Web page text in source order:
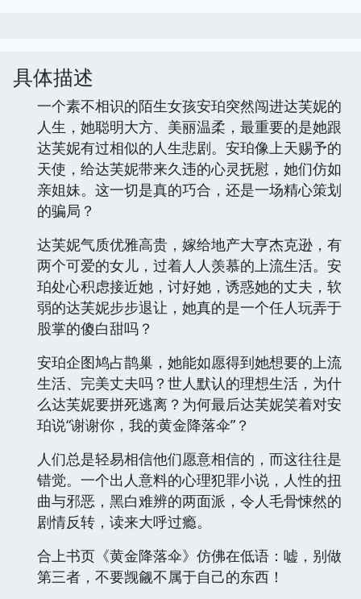
具体描述
一个素不相识的陌生女孩安珀突然闯进达芙妮的
人生，她聪明大方、美丽温柔，最重要的是她跟
达芙妮有过相似的人生悲剧。安珀像上天赐予的
天使，给达芙妮带来久违的心灵抚慰，她们仿如
亲姐妹。这一切是真的巧合，还是一场精心策划
的骗局？
达芙妮气质优雅高贵，嫁给地产大亨杰克逊，有
两个可爱的女儿，过着人人羡慕的上流生活。安
珀处心积虑接近她，讨好她，诱惑她的丈夫，软
弱的达芙妮步步退让，她真的是一个任人玩弄于
股掌的傻白甜吗？
安珀企图鸠占鹊巢，她能如愿得到她想要的上流
生活、完美丈夫吗？世人默认的理想生活，为什
么达芙妮要拼死逃离？为何最后达芙妮笑着对安
珀说“谢谢你，我的黄金降落伞”？
人们总是轻易相信他们愿意相信的，而这往往是
错觉。一个出人意料的心理犯罪小说，人性的扭
曲与邪恶，黑白难辨的两面派，令人毛骨悚然的
剧情反转，读来大呼过瘾。
合上书页《黄金降落伞》仿佛在低语：嘘，别做
第三者，不要觊觎不属于自己的东西！